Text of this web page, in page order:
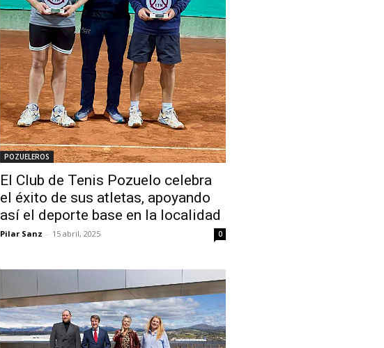
POZUELEROS
El Club de Tenis Pozuelo celebra
el éxito de sus atletas, apoyando
así el deporte base en la localidad
Pilar Sanz - 15 abril, 2025 0